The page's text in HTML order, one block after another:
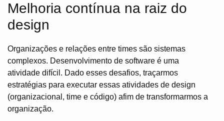
Melhoria contínua na raiz do
design
Organizações e relações entre times são sistemas
complexos. Desenvolvimento de software é uma
atividade difícil. Dado esses desafios, traçarmos
estratégias para executar essas atividades de design
(organizacional, time e código) afim de transformarmos a
organização.